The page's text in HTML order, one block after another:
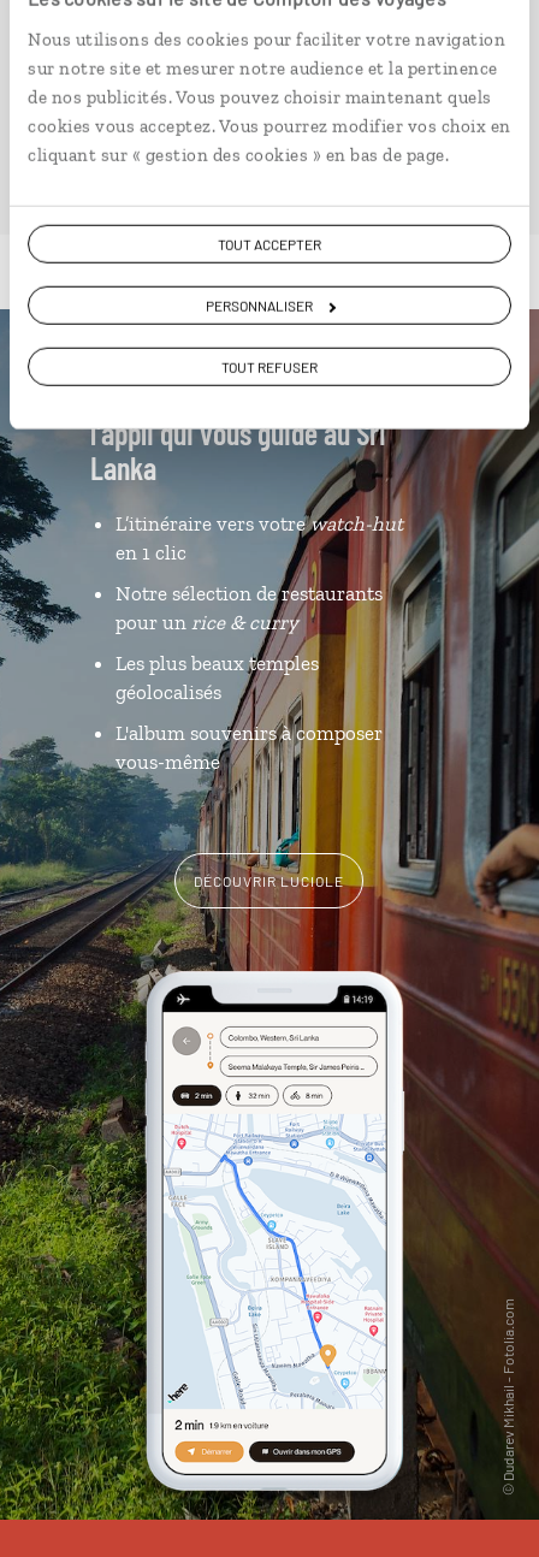
Nous utilisons des cookies pour faciliter votre navigation
sur notre site et mesurer notre audience et la pertinence
de nos publicités. Vous pouvez choisir maintenant quels
cookies vous acceptez. Vous pourrez modifier vos choix en
cliquant sur « gestion des cookies » en bas de page.
TOUT ACCEPTER
PERSONNALISER
TOUT REFUSER
et ceux que passionnent les découvertes et
rencontres du bout du monde, il fait naître une
irrésistible envie d’aller voir ailleurs.
PLONGER DANS NOTRE MAGAZINE
Luciole,
l'appli qui vous guide au Sri
Lanka
L’itinéraire vers votrewatch-hut
en 1 clic
Notre sélection de restaurants
pour un rice & curry
Les plus beaux temples
géolocalisés
L'album souvenirs à composer
vous-même
DÉCOUVRIR LUCIOLE